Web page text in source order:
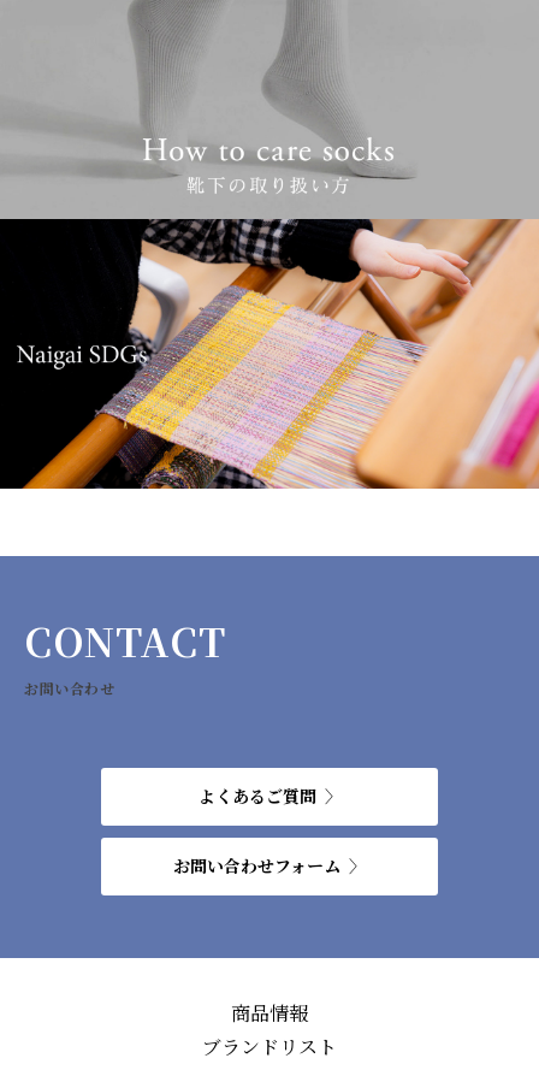
CONTACT
お問い合わせ
よくあるご質問
お問い合わせフォーム
商品情報
ブランドリスト